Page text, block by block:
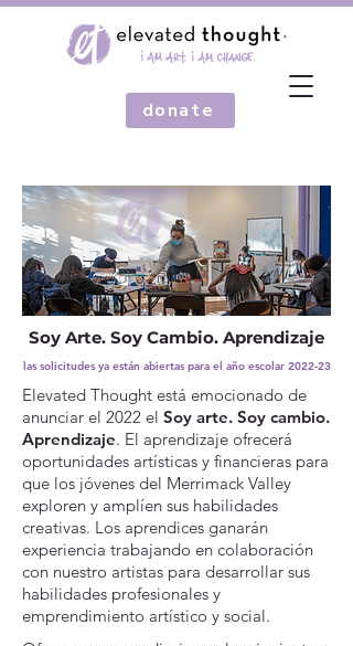
donate
Soy Arte. Soy Cambio. Aprendizaje
las solicitudes ya están abiertas para el año escolar 2022-23
Elevated Thought está emocionado de
anunciar el 2022 el Soy arte. Soy cambio.
Aprendizaje. El aprendizaje ofrecerá
oportunidades artísticas y financieras para
que los jóvenes del Merrimack Valley
exploren y amplíen sus habilidades
creativas. Los aprendices ganarán
experiencia trabajando en colaboración
con nuestro artistas para desarrollar sus
habilidades profesionales y
emprendimiento artístico y social.